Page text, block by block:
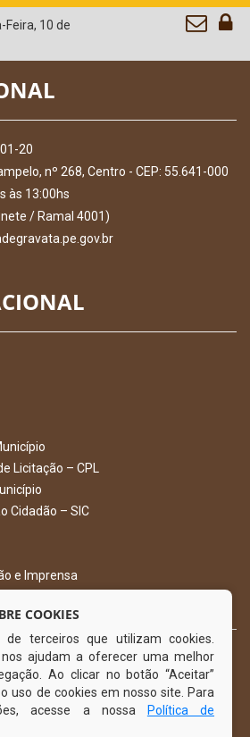
Feira, 10 de
20
nº 268, Centro - CEP: 55.641-000
às 13:00hs
/ Ramal 4001)
Licitação – CPL
Cidadão – SIC
e Imprensa
PAGE
COOKIES
de terceiros que utilizam cookies.
ajudam a oferecer uma melhor
Ao clicar no botão “Aceitar”
uso de cookies em nosso site. Para
acesse a nossa
Política de